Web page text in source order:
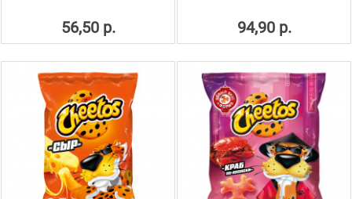
56,50 р. 94,90 р.